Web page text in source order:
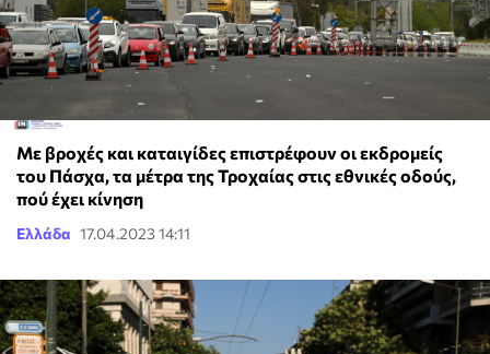
Με βροχές και καταιγίδες επιστρέφουν οι εκδρομείς
του Πάσχα, τα μέτρα της Τροχαίας στις εθνικές οδούς,
πού έχει κίνηση
Ελλάδα 17.04.2023 14:11